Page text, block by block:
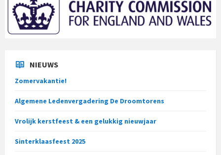
NIEUWS
Zomervakantie!
Algemene Ledenvergadering De Droomtorens
Vrolijk kerstfeest & een gelukkig nieuwjaar
Sinterklaasfeest 2025